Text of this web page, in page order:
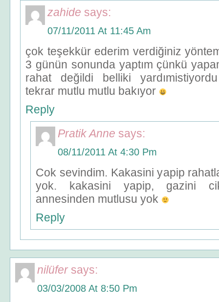
zahide says:
07/11/2011 At 11:45 Am
çok teşekkür ederim verdiğiniz
3 günün sonunda yaptım çünkü
rahat değildi belliki
tekrar mutlu mutlu bakıyor
Reply
Pratik Anne says:
08/11/2011 At 4:30 Pm
Cok sevindim. Kakasini yapip
yok. kakasini yapip, gazini
annesinden mutlusu yok
Reply
nilüfer says:
03/03/2008 At 8:50 Pm